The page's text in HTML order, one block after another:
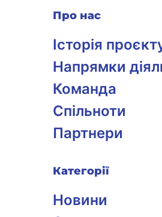
Про нас
Історія
Напрямки
Команда
Спільноти
Партнери
Категорії
Новини